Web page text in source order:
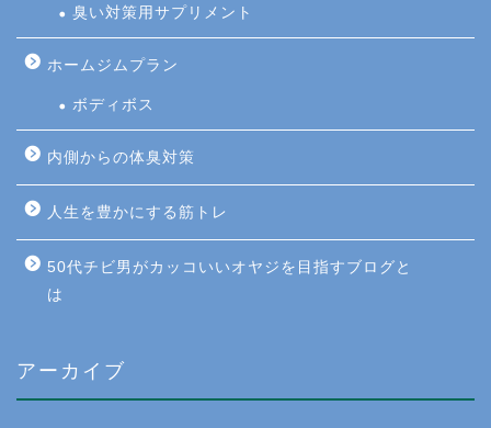
臭い対策用サプリメント
ホームジムプラン
ボディボス
内側からの体臭対策
人生を豊かにする筋トレ
50代チビ男がカッコいいオヤジを目指すブログと
は
アーカイブ